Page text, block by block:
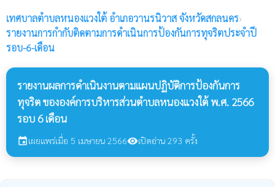
เทศบาลตำบลหนองแวงใต้ อำเภอวานรนิวาส จังหวัดสกลนคร›
รายงานการกำกับติดตามการดำเนินการป้องกันการทุจริตประจำปี
รอบ-6-เดือน
รายงานผลการดำเนินงานตามแผนปฏิบัติการป้องกันการ
ทุจริต ขององค์การบริหารส่วนตำบลหนองแวงใต้ พ.ศ. 2566
รอบ 6 เดือน
eventเผยแพร่เมื่อ 5 เมษายน 2566visibilityเปิดอ่าน 293 ครั้ง